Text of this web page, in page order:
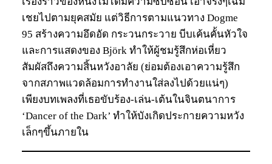
เชยไปตามยุคสมัย แต่วิธีการตามแนวทาง Dogme
95 สร้างความอึดอัด กระวนกระวาย บีบเค้นคั้นหัวใจ
และการแสดงของ Björk ทำให้ผู้ชมรู้สึกห่อเหี่ยว
สัมผัสถึงความสิ้นหวังอาลัย (ย่อมต้องเอาความรู้สึก
จากสภาพแวดล้อมการทำงานใส่ลงไปด้วยแน่ๆ)
เพียงบทเพลงที่เธอขับร้อง-เล่น-เต้นในจินตนาการ
‘Dancer of the Dark’ ทำให้บังเกิดประกายความหวัง
เล็กๆขึ้นภายใน